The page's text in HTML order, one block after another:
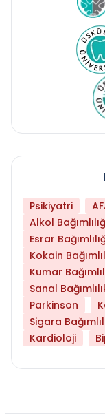
Psikiyatri
Alkol
Esrar
Kokain
Kumar
Sanal
Parkinson
Sigara
Kardioloji